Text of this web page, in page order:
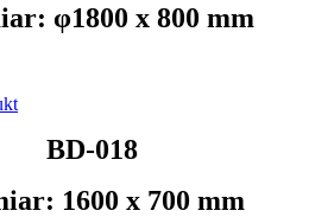
φ1800 x 800 mm
BD-018
1600 x 700 mm